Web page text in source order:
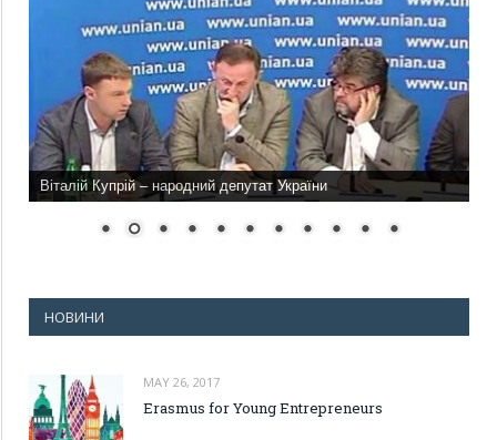
Віталій Купрій – народний депутат України
НОВИНИ
MAY 26, 2017
Erasmus for Young Entrepreneurs